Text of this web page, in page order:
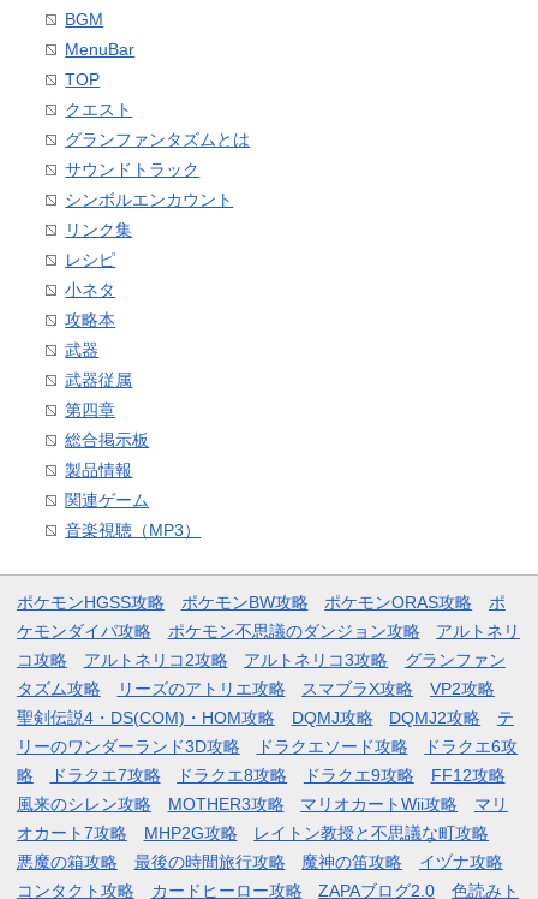
BGM
MenuBar
TOP
クエスト
グランファンタズムとは
サウンドトラック
シンボルエンカウント
リンク集
レシピ
小ネタ
攻略本
武器
武器従属
第四章
総合掲示板
製品情報
関連ゲーム
音楽視聴（MP3）
ポケモンHGSS攻略 ポケモンBW攻略 ポケモンORAS攻略
ポ
ケモンダイパ攻略
ポケモン不思議のダンジョン攻略
アルトネリ
コ攻略
アルトネリコ2攻略 アルトネリコ3攻略
グランファン
タズム攻略
リーズのアトリエ攻略 スマブラX攻略
VP2攻略
聖剣伝説4・DS(COM)・HOM攻略
DQMJ攻略 DQMJ2攻略
テ
リーのワンダーランド3D攻略
ドラクエソード攻略
ドラクエ6攻
略
ドラクエ7攻略 ドラクエ8攻略 ドラクエ9攻略
FF12攻略
風来のシレン攻略
MOTHER3攻略 マリオカートWii攻略
マリ
オカート7攻略
MHP2G攻略
レイトン教授と不思議な町攻略
悪魔の箱攻略
最後の時間旅行攻略 魔神の笛攻略
イヅナ攻略
コンタクト攻略
カードヒーロー攻略 ZAPAブログ2.0 色読みト